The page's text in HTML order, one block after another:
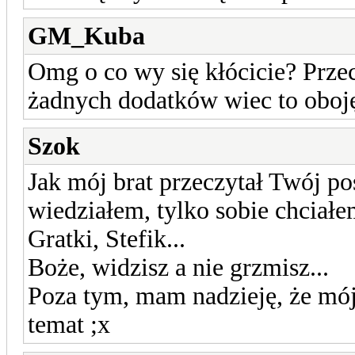
GM_Kuba
Omg o co wy się kłócicie?
żadnych dodatków wiec to
Szok
Jak mój brat przeczytał Twój
wiedziałem, tylko sobie
Gratki, Stefik...
Boże, widzisz a nie grzmisz...
Poza tym, mam nadzieję, że
temat ;x